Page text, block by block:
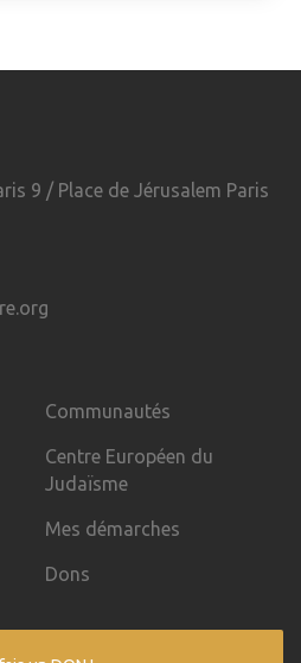
9 / Place de Jérusalem Paris
Communautés
Centre Européen du
Judaïsme
Mes démarches
Dons